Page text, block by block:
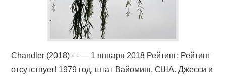
Chandler (2018) - - — 1 января 2018 Рейтинг: Рейтинг
отсутствует! 1979 год, штат Вайоминг, США. Джесси и